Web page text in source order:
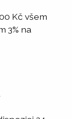
Kč všem
3% na